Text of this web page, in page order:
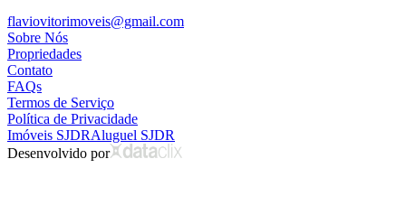
flaviovitorimoveis@gmail.com
Sobre Nós
Propriedades
Contato
FAQs
Termos de Serviço
Política de Privacidade
Imóveis SJDRAluguel SJDR
Desenvolvido por